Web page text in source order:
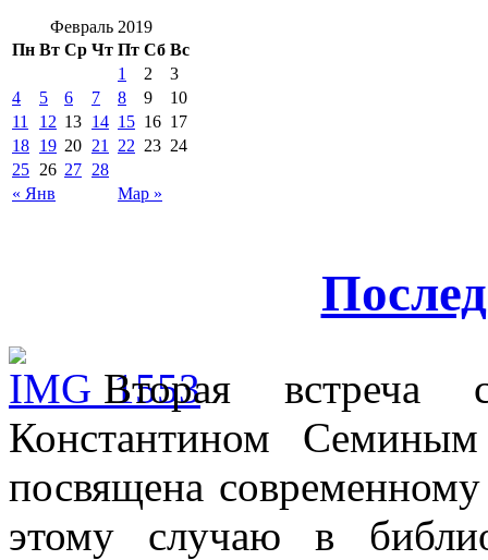
Февраль 2019
Пн Вт Ср Чт Пт Сб Вс
« Янв Мар »
1 2
3
4
5 6 7 8 9
10
11
12 13 14 15 16 17
18 19 20 21 22 23 24
25 26 27 28
Вторая встреча
Константином
посвящена
этому случаю в